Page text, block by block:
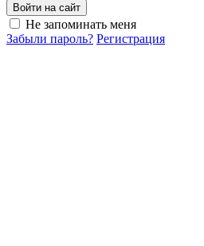
Войти на сайт
Не запоминать меня
Забыли пароль? Регистрация